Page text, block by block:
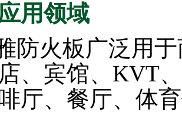
用领域
防火板广泛用
、宾馆、KVT
厅、餐厅、体